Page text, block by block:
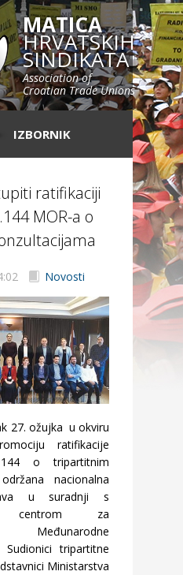
MATICA
HRVATSKIH
SINDIKATA
Association of
Croatian Trade Unions
IZBORNIK
ratifikaciji
MOR-a o
Novosti
27. ožujka u okviru
ratifikacije
o tripartitnim
nacionalna
u suradnji s
centrom za
Međunarodne
tripartitne
Ministarstva